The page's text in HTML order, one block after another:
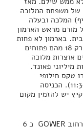
של משפחת המלוכה
המלכה ובעלה
מורם מראש הארמון
בארמון לא פחות
מ-600 חדרים, אך רק 18 מהם פתוחים
אוצרות מלוכה
מיליוני פאונד.
טקס חילופי
המשמר המרשים (11:30). הכניסה
יש להזמין מקום